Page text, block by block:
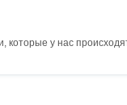
которые у нас